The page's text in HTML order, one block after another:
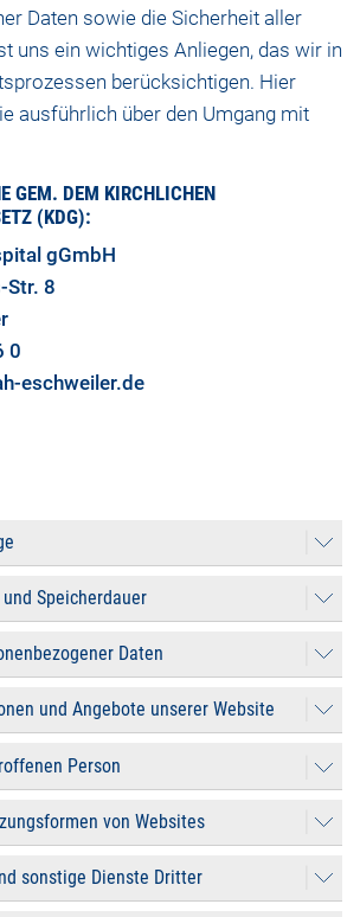
Daten sowie die Sicherheit aller
uns ein wichtiges Anliegen, das wir in
berücksichtigen. Hier
ausführlich über den Umgang mit
GEM. DEM KIRCHLICHEN
(KDG):
gGmbH
Str. 8
0
eschweiler.de
Speicherdauer
Daten
und Angebote unserer Website
Person
von Websites
sonstige Dienste Dritter